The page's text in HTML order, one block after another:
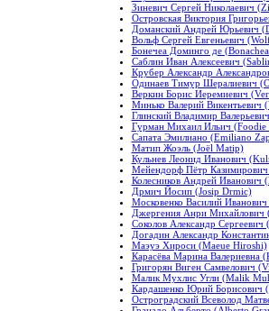
Зиневич Сергей Николаевич
Островская Виктория
Доманский Андрей Юрьевич
Вольф Сергей Евгеньевич
Бонечеа Доминго де
Саблин Иван Алексеевич
Крубер Александр
Одинаев Тимур Шералиевич
Веркин Борис Иеремиевич
Минько Валерий
Глинский Владимир
Гурман Михаил Ильич (Foodie
Сапата Эмилиано (Emiliano
Матип Жоэль (Joël Matip)
Кульнев Леонид Иванович
Мейендорф Пётр
Колесников Андрей
Дрмич Йосип (Josip Drmic)
Московенко Василий
Джергения Анри Михайлович
Соколов Александр
Догадин Александр
Маэуэ Хироси (Maeue Hiroshi)
Карасёва Марина Валериевна
Григорян Виген Самвелович
Малик Мухлис Угли (Malik
Кардашенко Юрий Борисович
Остроградский Всеволод